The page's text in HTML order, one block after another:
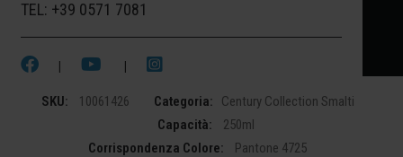
TEL: +39 0571 7081
| |
VIENE PRODOTTA.
SKU: 10061426 Categoria:
Century Collection Smalti
Capacità:
250ml
Corrispondenza Colore:
Pantone 4725